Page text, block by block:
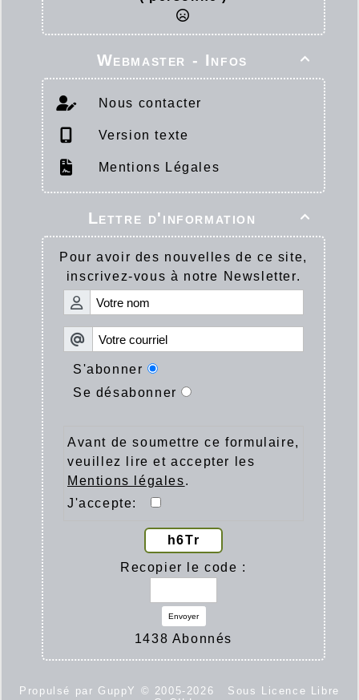

Webmaster - Infos
Nous contacter
Version texte
Mentions Légales

Lettre d'information
Pour avoir des nouvelles de ce site,
inscrivez-vous à notre Newsletter.
S'abonner
Se désabonner
Avant de soumettre ce formulaire,
veuillez lire et accepter les
Mentions légales.
J'accepte:
h6Tr
Recopier le code :
Envoyer
1438 Abonnés
Propulsé par GuppY © 2005-2026
Sous Licence Libre